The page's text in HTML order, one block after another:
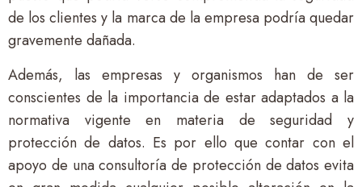
de los clientes y la marca de la empresa podría quedar
gravemente dañada.
Además, las empresas y organismos han de ser
conscientes de la importancia de estar adaptados a la
normativa vigente en materia de seguridad y
protección de datos. Es por ello que contar con el
apoyo de una consultoría de protección de datos evita